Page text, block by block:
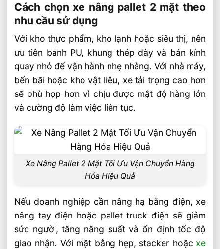
Cách chọn xe nâng pallet 2 mặt theo
nhu cầu sử dụng
Với kho thực phẩm, kho lạnh hoặc siêu thị, nên
ưu tiên bánh PU, khung thép dày và bán kính
quay nhỏ để vận hành nhẹ nhàng. Với nhà máy,
bến bãi hoặc kho vật liệu, xe tải trọng cao hơn
sẽ phù hợp hơn vì chịu được mật độ hàng lớn
và cường độ làm việc liên tục.
Xe Nâng Pallet 2 Mặt Tối Ưu Vận Chuyển Hàng
Hóa Hiệu Quả
Nếu doanh nghiệp cần nâng hạ bằng điện, xe
nâng tay điện hoặc pallet truck điện sẽ giảm
sức người, tăng năng suất và ổn định tốc độ
giao nhận. Với mặt bằng hẹp, stacker hoặc xe